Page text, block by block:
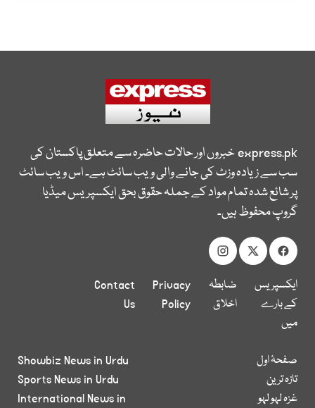
express.pkخبروں اور حالات حاضرہ سے متعلق پاکستان کی
سب سے زیادہ وزٹ کی جانے والی ویب سائٹ ہے۔ اس ویب سائٹ
پر شائع شدہ تمام مواد کے جملہ حقوق بحق ایکسپریس میڈیا
گروپ محفوظ ہیں۔
ایکسپریس
کے بارے
میں
ضابطہ
اخلاق
Privacy
Policy
Contact
Us
صفحۂ اول
تازہ ترین
غزہ لہو لہو
Showbiz News in Urdu
Sports News in Urdu
International News in